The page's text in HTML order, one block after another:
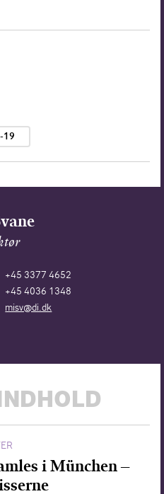
19
+45 3377 4652
+45 4036 1348
misv@di.dk
i München –